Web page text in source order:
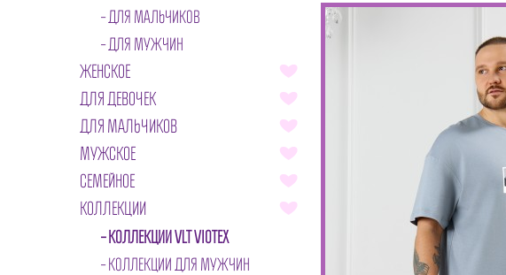
ДЛЯ МАЛЬЧИКОВ
ДЛЯ МУЖЧИН
ЖЕНСКОЕ
ДЛЯ ДЕВОЧЕК
ДЛЯ МАЛЬЧИКОВ
МУЖСКОЕ
СЕМЕЙНОЕ
КОЛЛЕКЦИИ
КОЛЛЕКЦИИ VLT VIOTEX
КОЛЛЕКЦИИ ДЛЯ МУЖЧИН